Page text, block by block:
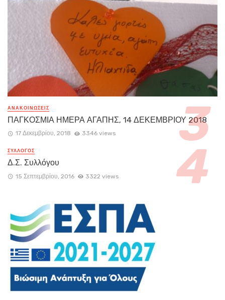
ΑΝΑΚΟΙΝΏΣΕΙΣ
ΠΑΓΚΟΣΜΙΑ ΗΜΕΡΑ ΑΓΑΠΗΣ, 14 ΔΕΚΕΜΒΡΙΟΥ 2018
17 Δεκεμβρίου, 2018 3346 views
ΣΥΛΛΟΓΟΣ
Δ.Σ. Συλλόγου
15 Σεπτεμβρίου, 2016 3322 views